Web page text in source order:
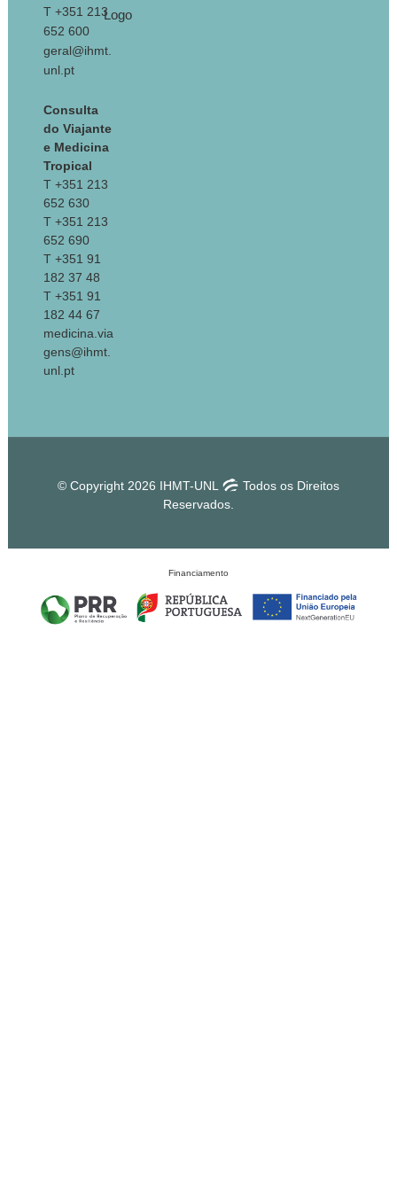
T +351 213
652 600
geral@ihmt.
unl.pt
Consulta
do Viajante
e Medicina
Tropical
T +351 213
652 630
T +351 213
652 690
T +351 91
182 37 48
T +351 91
182 44 67
medicina.via
gens@ihmt.
unl.pt
© Copyright 2026 IHMT-UNL
Todos os Direitos
Reservados.
Financiamento